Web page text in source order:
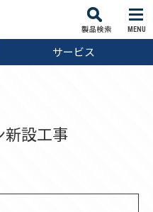
MENU
サービス
新設工事